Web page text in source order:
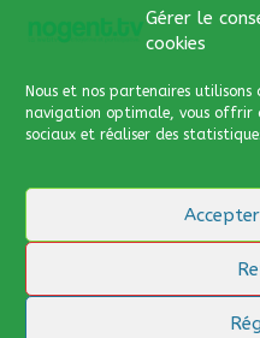
Gérer le
cookies
Nous et nos partenaires utilisons
navigation optimale, vous offrir
sociaux et réaliser des
Nous contacter
contact
Cliquer
pour
Association Nogentaise de